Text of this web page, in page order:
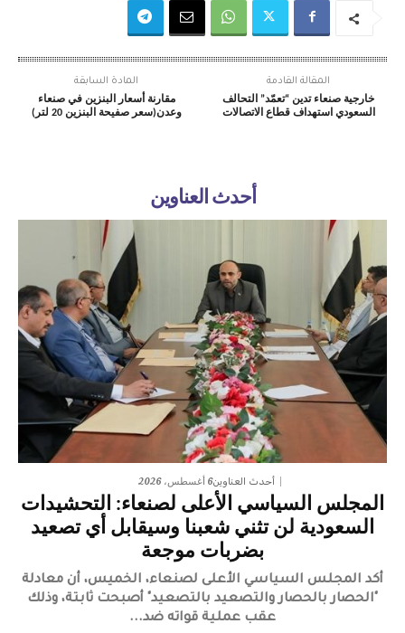
المادة السابقة
مقارنة أسعار البنزين في صنعاء
وعدن(سعر صفيحة البنزين 20 لتر)
المقالة القادمة
خارجية صنعاء تدين “تعمّد” التحالف
السعودي استهداف قطاع الاتصالات
أحدث العناوين
أحدث العناوين6 أغسطس، 2026
المجلس السياسي الأعلى لصنعاء: التحشيدات
السعودية لن تثني شعبنا وسيقابل أي تصعيد
بضربات موجعة
أكد المجلس السياسي الأعلى لصنعاء، الخميس، أن معادلة
"الحصار بالحصار والتصعيد بالتصعيد" أصبحت ثابتة، وذلك
عقب عملية قواته ضد...